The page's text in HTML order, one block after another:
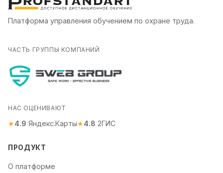
Платформа управления обучением по охране труда.
ЧАСТЬ ГРУППЫ КОМПАНИЙ
НАС ОЦЕНИВАЮТ
★4.9 Яндекс.Карты★4.8 2ГИС
ПРОДУКТ
О платформе